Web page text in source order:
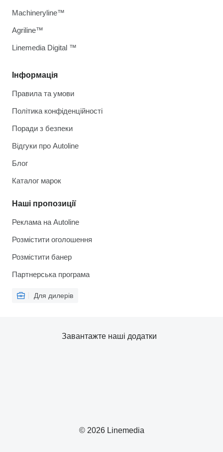
Інформація
Правила та умови
Політика конфіденційності
Поради з безпеки
Відгуки про Autoline
Блог
Каталог марок
Наші пропозиції
Реклама на Autoline
Розмістити оголошення
Розмістити банер
Партнерська програма
Для дилерів
Machineryline™
Agriline™
Linemedia Digital ™
© 2026 Linemedia
Завантажте наші додатки